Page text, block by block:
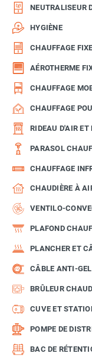
NEUTRALISEUR
HYGIÈNE
CHAUFFAGE
AÉROTHERME
CHAUFFAGE
CHAUFFAGE
RIDEAU D'AIR
PARASOL
CHAUFFAGE
CHAUDIÈRE À
VENTILO-
PLAFOND
PLANCHER ET
CÂBLE ANTI-GEL
BRÛLEUR
CUVE ET
POMPE DE
BAC DE